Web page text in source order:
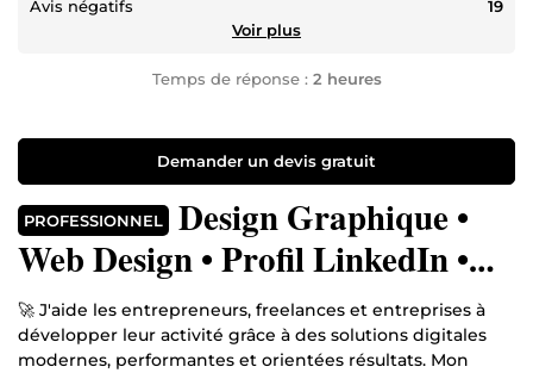
Avis négatifs
19
Voir plus
Temps de réponse : 2 heures
Demander un devis gratuit
PROFESSIONNEL
Design Graphique •
Web Design • Profil LinkedIn •
Automatisation
🚀 J'aide les entrepreneurs, freelances et entreprises à
développer leur activité grâce à des solutions digitales
modernes, performantes et orientées résultats. Mon